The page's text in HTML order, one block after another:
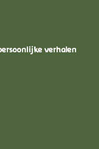
verhalen